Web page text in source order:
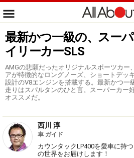
最新かつ一級の、スー
イリーカーSLS
AMGの悲願だったオリジナルスポーツカー
アが特徴的なロングノーズ、ショートデッ
設計のV8エンジンを搭載する。最新かつ一
走りはスパルタンのひと言。スーパーカー
オススメだ。
西川 淳
車 ガイド
カウンタックLP400を愛車に持
の世界をお届けします！